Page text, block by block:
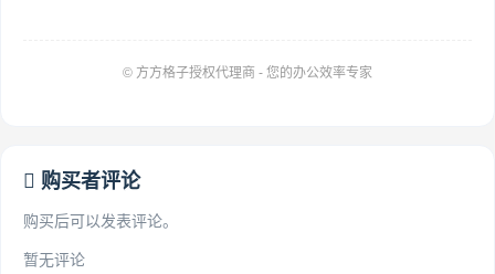
© 方方格子授权代理商 - 您的办公效率专家
购买者评论
购买后可以发表评论。
暂无评论